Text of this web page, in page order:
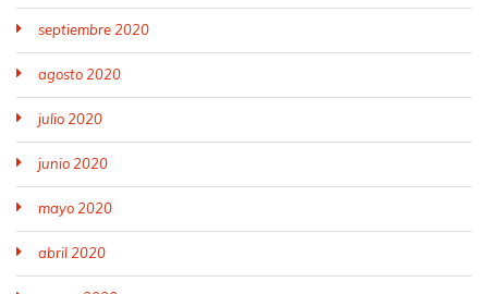
septiembre 2020
agosto 2020
julio 2020
junio 2020
mayo 2020
abril 2020